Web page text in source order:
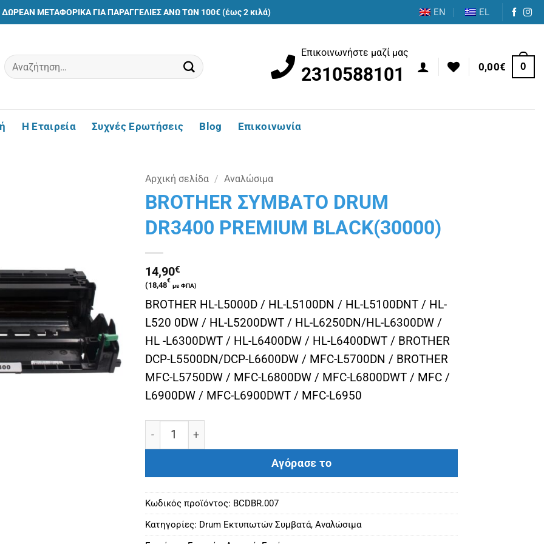
ΔΩΡΕΑΝ ΜΕΤΑΦΟΡΙΚΑ ΓΙΑ ΠΑΡΑΓΓΕΛΙΕΣ ΑΝΩ ΤΩΝ 100€ (έως 2 κιλά) EN EL
Αναζήτηση
για:
Επικοινωνήστε μαζί μας
2310588101 0,00€ 0
Η Εταιρεία Συχνές Ερωτήσεις Blog Επικοινωνία
Αρχική σελίδα / Αναλώσιμα
BROTHER ΣΥΜΒΑΤΟ DRUM
DR3400 PREMIUM BLACK(30000)
14,90€
(18,48
€
με ΦΠΑ)
BROTHER HL-L5000D / HL-L5100DN / HL-L5100DNT / HL-
L520 0DW / HL-L5200DWT / HL-L6250DN/HL-L6300DW /
HL -L6300DWT / HL-L6400DW / HL-L6400DWT / BROTHER
DCP-L5500DN/DCP-L6600DW / MFC-L5700DN / BROTHER
MFC-L5750DW / MFC-L6800DW / MFC-L6800DWT / MFC /
L6900DW / MFC-L6900DWT / MFC-L6950
BROTHER ΣΥΜΒΑΤΟ DRUM DR3400 PREMIUM BLACK(30000) ποσότητα
Αγόρασε το
Κωδικός προϊόντος: BCDBR.007
Κατηγορίες: Drum Εκτυπωτών Συμβατά, Αναλώσιμα